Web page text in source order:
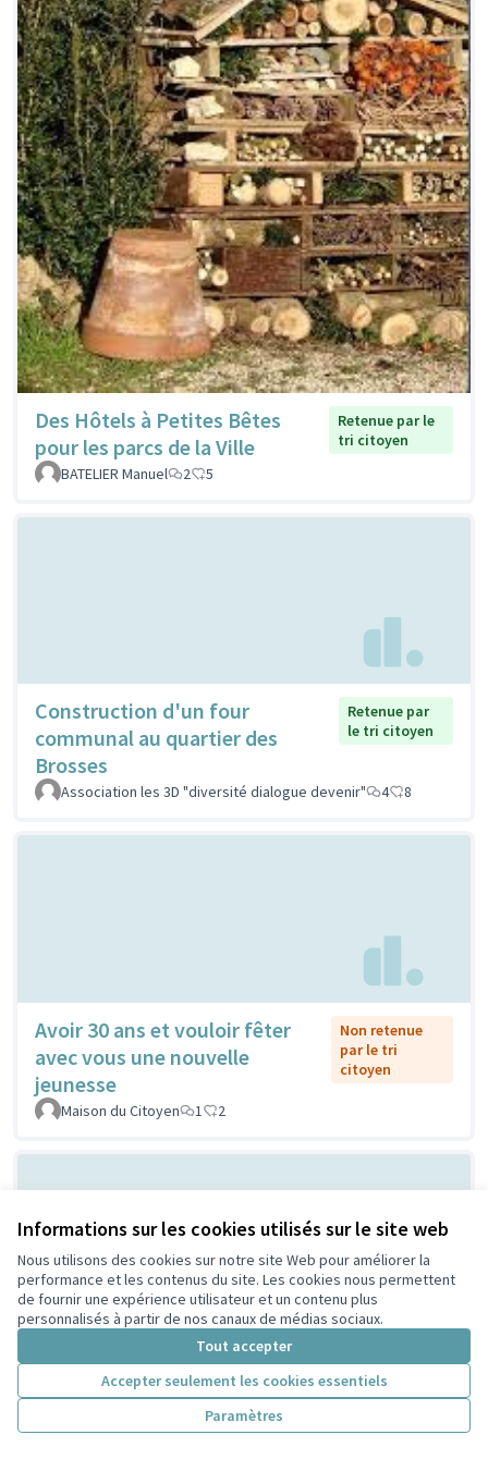
Informations sur les cookies utilisés sur le site web
Nous utilisons des cookies sur notre site Web pour améliorer la
performance et les contenus du site. Les cookies nous permettent
de fournir une expérience utilisateur et un contenu plus
personnalisés à partir de nos canaux de médias sociaux.
Tout accepter
Accepter seulement les cookies essentiels
Paramètres
Des Hôtels à Petites Bêtes
pour les parcs de la Ville
Retenue par le
tri citoyen
BATELIER Manuel
2 5
Construction d'un four
communal au quartier des
Brosses
Retenue par
le tri citoyen
Association les 3D "diversité dialogue devenir" 4 8
Avoir 30 ans et vouloir fêter
avec vous une nouvelle
jeunesse
Non retenue
par le tri
citoyen
Maison du Citoyen 1 2
Vilain grand cône de béton ou
atelier de création et
d'expression ...?
par le tri
citoyen
Sylvie Orkisz 2 3